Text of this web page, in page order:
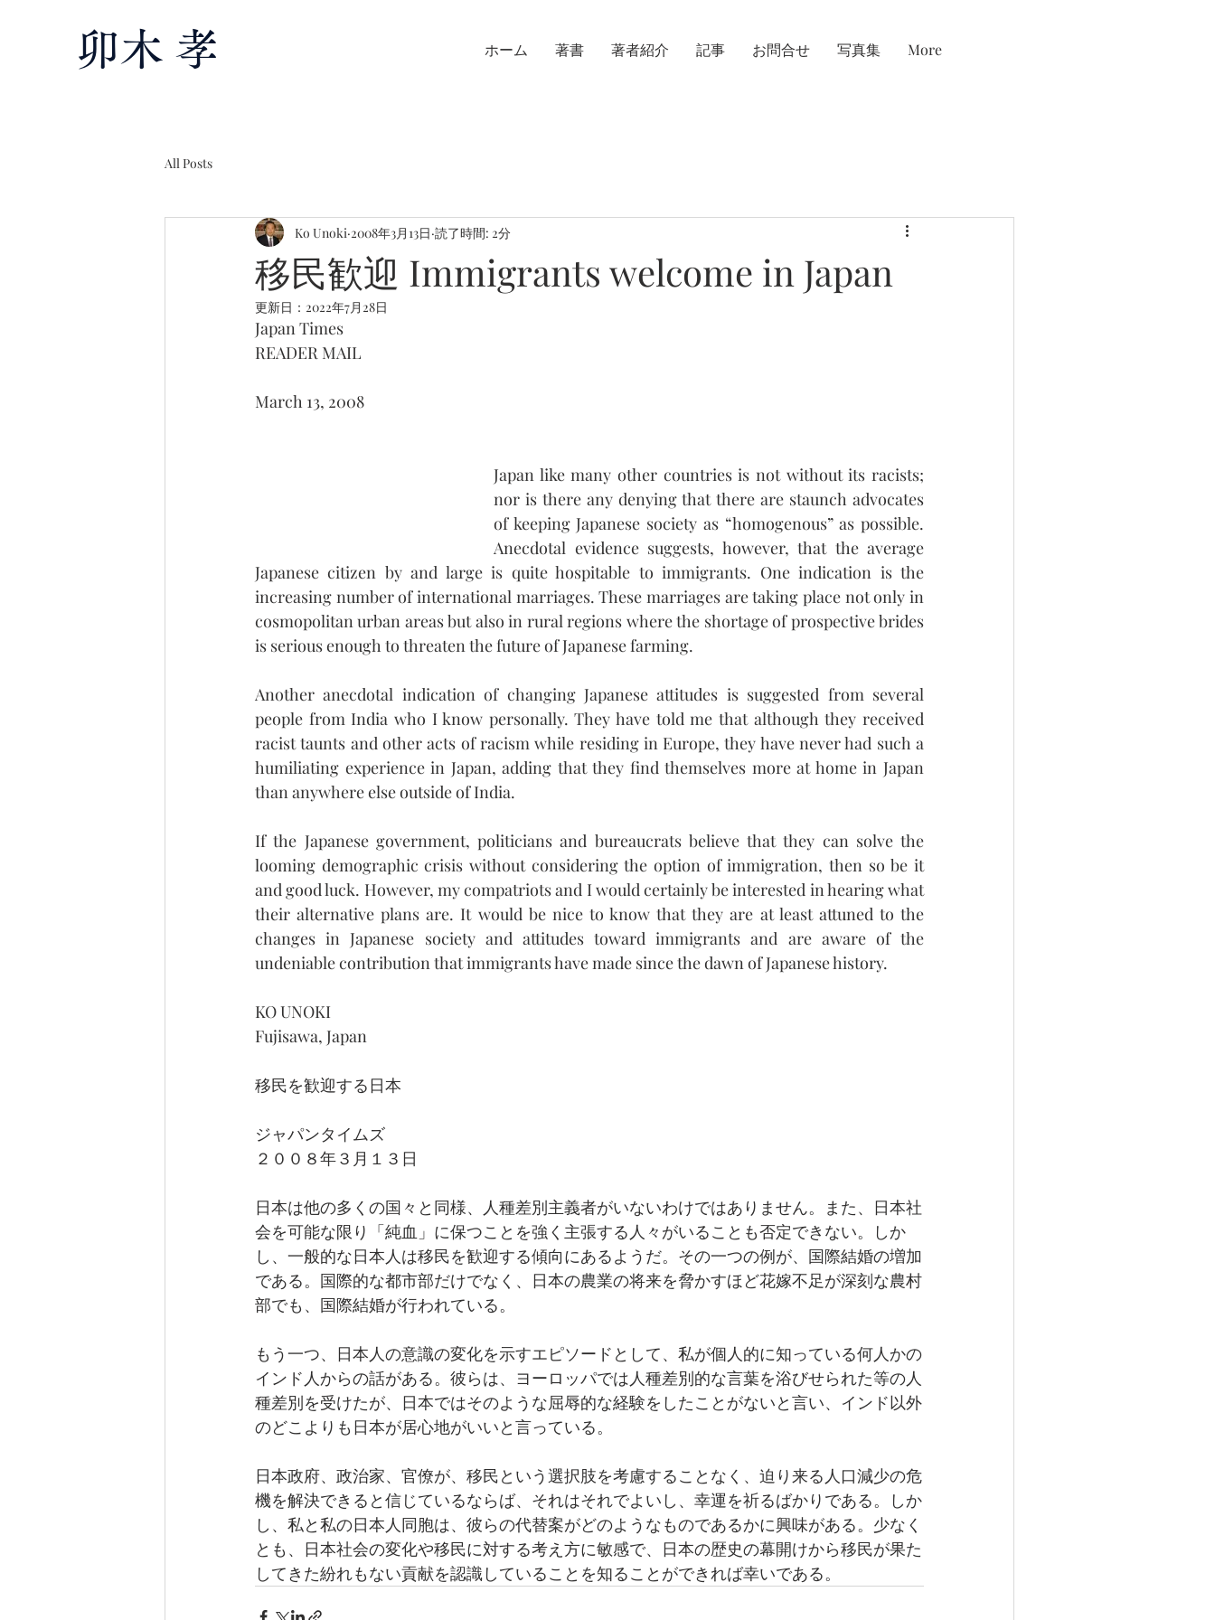
卯木 孝 ホーム 著書 著者紹介 記事 お問合せ 写真集 More
All Posts
移民歓迎 Immigrants welcome in Japan
Ko Unoki 2008年3月13日 読了時間: 2分
更新日： 2022年7月28日
Japan Times
READER MAIL
March 13, 2008
Japan like many other countries is not without its racists;
nor is there any denying that there are staunch advocates
of keeping Japanese society as “homogenous” as possible.
Anecdotal evidence suggests, however, that the average
Japanese citizen by and large is quite hospitable to immigrants. One indication is the
increasing number of international marriages. These marriages are taking place not only in
cosmopolitan urban areas but also in rural regions where the shortage of prospective brides
is serious enough to threaten the future of Japanese farming.
Another anecdotal indication of changing Japanese attitudes is suggested from several
people from India who I know personally. They have told me that although they received
racist taunts and other acts of racism while residing in Europe, they have never had such a
humiliating experience in Japan, adding that they find themselves more at home in Japan
than anywhere else outside of India.
If the Japanese government, politicians and bureaucrats believe that they can solve the
looming demographic crisis without considering the option of immigration, then so be it
and good luck. However, my compatriots and I would certainly be interested in hearing what
their alternative plans are. It would be nice to know that they are at least attuned to the
changes in Japanese society and attitudes toward immigrants and are aware of the
undeniable contribution that immigrants have made since the dawn of Japanese history.
KO UNOKI
Fujisawa, Japan
移民を歓迎する日本
ジャパンタイムズ
２００８年３月１３日
日本は他の多くの国々と同様、人種差別主義者がいないわけではありません。また、日本社
会を可能な限り「純血」に保つことを強く主張する人々がいることも否定できない。しか
し、一般的な日本人は移民を歓迎する傾向にあるようだ。その一つの例が、国際結婚の増加
である。国際的な都市部だけでなく、日本の農業の将来を脅かすほど花嫁不足が深刻な農村
部でも、国際結婚が行われている。
もう一つ、日本人の意識の変化を示すエピソードとして、私が個人的に知っている何人かの
インド人からの話がある。彼らは、ヨーロッパでは人種差別的な言葉を浴びせられた等の人
種差別を受けたが、日本ではそのような屈辱的な経験をしたことがないと言い、インド以外
のどこよりも日本が居心地がいいと言っている。
日本政府、政治家、官僚が、移民という選択肢を考慮することなく、迫り来る人口減少の危
機を解決できると信じているならば、それはそれでよいし、幸運を祈るばかりである。しか
し、私と私の日本人同胞は、彼らの代替案がどのようなものであるかに興味がある。少なく
とも、日本社会の変化や移民に対する考え方に敏感で、日本の歴史の幕開けから移民が果た
してきた紛れもない貢献を認識していることを知ることができれば幸いである。